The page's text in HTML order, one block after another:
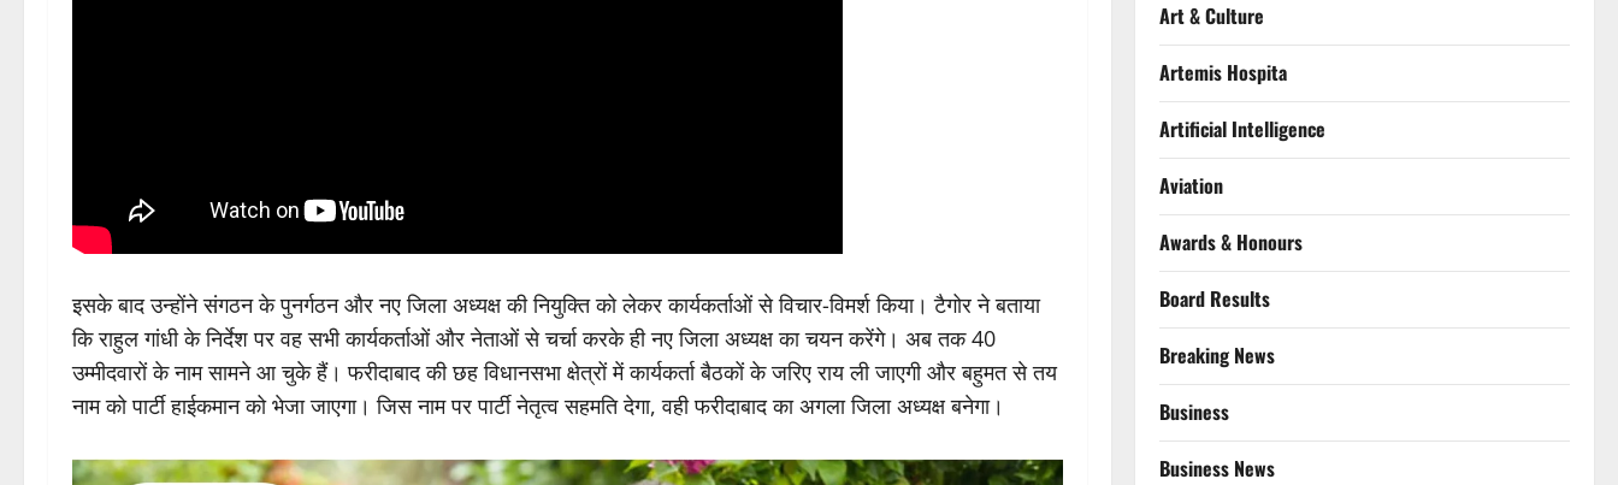
इसके बाद उन्होंने संगठन के पुनर्गठन और नए जिला अध्यक्ष की नियुक्ति को लेकर कार्यकर्ताओं से विचार-विमर्श किया। टैगोर ने बताया
कि राहुल गांधी के निर्देश पर वह सभी कार्यकर्ताओं और नेताओं से चर्चा करके ही नए जिला अध्यक्ष का चयन करेंगे। अब तक 40
उम्मीदवारों के नाम सामने आ चुके हैं। फरीदाबाद की छह विधानसभा क्षेत्रों में कार्यकर्ता बैठकों के जरिए राय ली जाएगी और बहुमत से तय
नाम को पार्टी हाईकमान को भेजा जाएगा। जिस नाम पर पार्टी नेतृत्व सहमति देगा, वही फरीदाबाद का अगला जिला अध्यक्ष बनेगा।
Art & Culture
Artemis Hospita
Artificial Intelligence
Aviation
Awards & Honours
Board Results
Breaking News
Business
Business News